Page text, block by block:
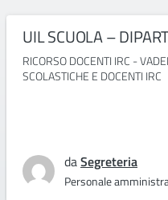
UIL SCUOLA –
RICORSO DOCENTI IRC -
SCOLASTICHE E DOCENTI IRC
daSegreteria
Personale